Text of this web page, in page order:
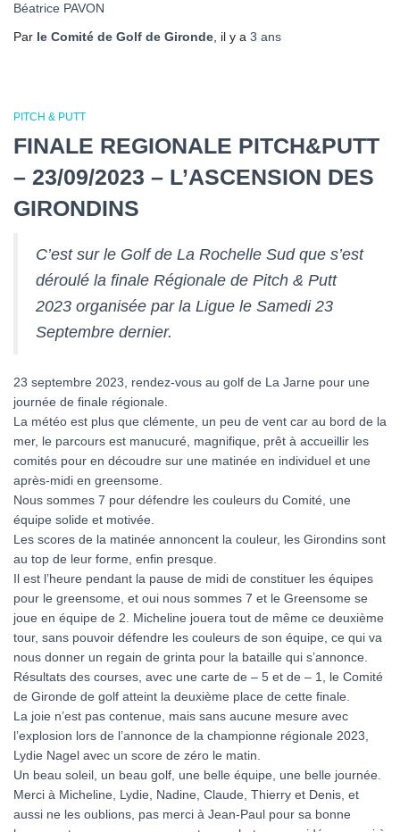
Béatrice PAVON
Par le Comité de Golf de Gironde , il y a 3 ans
PITCH & PUTT
FINALE REGIONALE PITCH&PUTT
– 23/09/2023 – L’ASCENSION DES
GIRONDINS
C’est sur le Golf de La Rochelle Sud que s’est
déroulé la finale Régionale de Pitch & Putt
2023 organisée par la Ligue le Samedi 23
Septembre dernier.
23 septembre 2023, rendez-vous au golf de La Jarne pour une
journée de finale régionale.
La météo est plus que clémente, un peu de vent car au bord de la
mer, le parcours est manucuré, magnifique, prêt à accueillir les
comités pour en découdre sur une matinée en individuel et une
après-midi en greensome.
Nous sommes 7 pour défendre les couleurs du Comité, une
équipe solide et motivée.
Les scores de la matinée annoncent la couleur, les Girondins sont
au top de leur forme, enfin presque.
Il est l’heure pendant la pause de midi de constituer les équipes
pour le greensome, et oui nous sommes 7 et le Greensome se
joue en équipe de 2. Micheline jouera tout de même ce deuxième
tour, sans pouvoir défendre les couleurs de son équipe, ce qui va
nous donner un regain de grinta pour la bataille qui s’annonce.
Résultats des courses, avec une carte de – 5 et de – 1, le Comité
de Gironde de golf atteint la deuxième place de cette finale.
La joie n’est pas contenue, mais sans aucune mesure avec
l’explosion lors de l’annonce de la championne régionale 2023,
Lydie Nagel avec un score de zéro le matin.
Un beau soleil, un beau golf, une belle équipe, une belle journée.
Merci à Micheline, Lydie, Nadine, Claude, Thierry et Denis, et
aussi ne les oublions, pas merci à Jean-Paul pour sa bonne